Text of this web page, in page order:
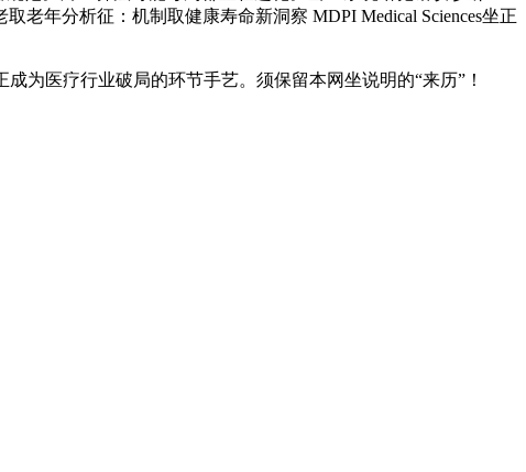
老年分析征：机制取健康寿命新洞察 MDPI Medical Sciences坐正
医疗行业破局的环节手艺。须保留本网坐说明的“来历”！